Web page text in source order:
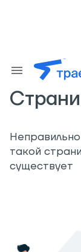
такой
существует